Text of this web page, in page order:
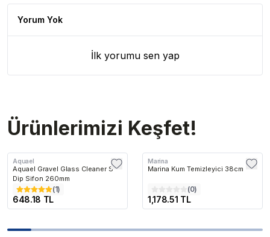
Yorum Yok
İlk yorumu sen yap
Ürünlerimizi Keşfet!
Aquael
Aquael Gravel Glass Cleaner S
Dip Sifon 260mm
(1)
648.18 TL
Marina
Marina Kum Temizleyici 38cm
(0)
1,178.51 TL